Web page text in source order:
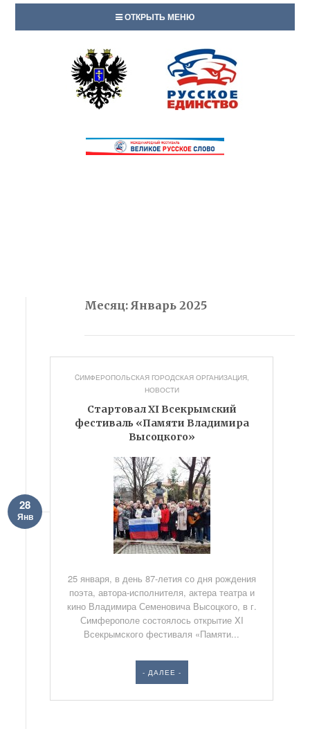
ОТКРЫТЬ МЕНЮ
Месяц:Январь 2025
CИМФЕРОПОЛЬСКАЯ ГОРОДСКАЯ ОРГАНИЗАЦИЯ,
НОВОСТИ
Стартовал XI Всекрымский
фестиваль «Памяти Владимира
Высоцкого»
28
Янв
25 января, в день 87-летия со дня рождения
поэта, автора-исполнителя, актера театра и
кино Владимира Семеновича Высоцкого, в г.
Симферополе состоялось открытие XI
Всекрымского фестиваля «Памяти...
- ДАЛЕЕ -